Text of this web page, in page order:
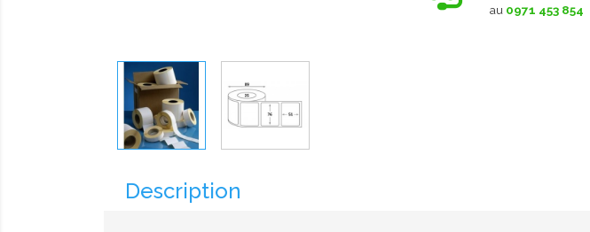
au 0971 453 854
Description